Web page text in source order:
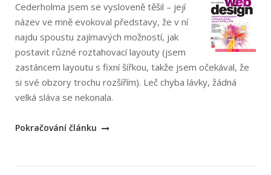
Cederholma jsem se vysloveně těšil – její
název ve mně evokoval představy, že v ní
najdu spoustu zajímavých možností, jak
postavit různé roztahovací layouty (jsem
zastáncem layoutu s fixní šířkou, takže jsem očekával, že
si své obzory trochu rozšířím). Leč chyba lávky, žádná
velká sláva se nekonala.
„Dan
Pokračování článku